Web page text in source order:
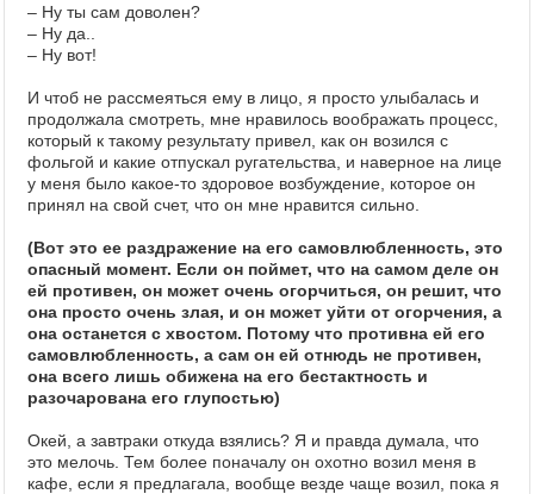
– Ну ты сам доволен?
– Ну да..
– Ну вот!
И чтоб не рассмеяться ему в лицо, я просто улыбалась и
продолжала смотреть, мне нравилось воображать процесс,
который к такому результату привел, как он возился с
фольгой и какие отпускал ругательства, и наверное на лице
у меня было какое-то здоровое возбуждение, которое он
принял на свой счет, что он мне нравится сильно.
(Вот это ее раздражение на его самовлюбленность, это
опасный момент. Если он поймет, что на самом деле он
ей противен, он может очень огорчиться, он решит, что
она просто очень злая, и он может уйти от огорчения, а
она останется с хвостом. Потому что противна ей его
самовлюбленность, а сам он ей отнюдь не противен,
она всего лишь обижена на его бестактность и
разочарована его глупостью)
Окей, а завтраки откуда взялись? Я и правда думала, что
это мелочь. Тем более поначалу он охотно возил меня в
кафе, если я предлагала, вообще везде чаще возил, пока я